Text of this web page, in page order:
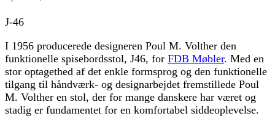
J-46
I 1956 producerede designeren Poul M. Volther den
funktionelle spisebordsstol, J46, for FDB Møbler. Med en
stor optagethed af det enkle formsprog og den funktionelle
tilgang til håndværk- og designarbejdet fremstillede Poul
M. Volther en stol, der for mange danskere har været og
stadig er fundamentet for en komfortabel siddeoplevelse.